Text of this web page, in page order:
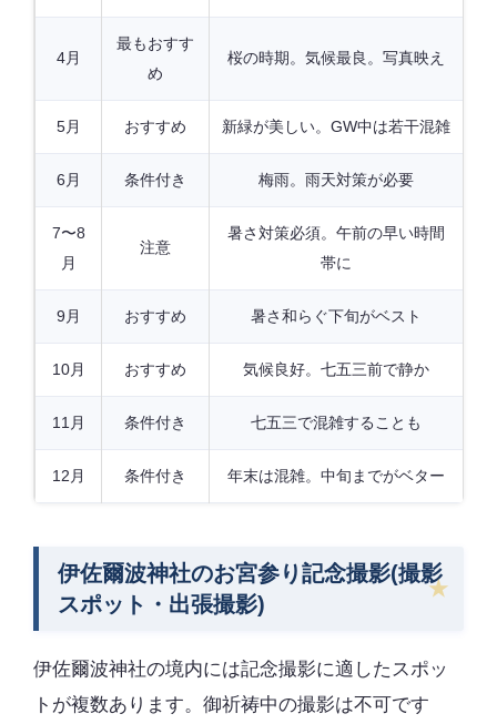
4月
最もおすす
め
桜の時期。気候最良。写真映え
5月 おすすめ 新緑が美しい。GW中は若干混雑
6月 条件付き 梅雨。雨天対策が必要
7〜8
月
注意
暑さ対策必須。午前の早い時間
帯に
9月 おすすめ 暑さ和らぐ下旬がベスト
10月 おすすめ 気候良好。七五三前で静か
11月 条件付き 七五三で混雑することも
12月 条件付き 年末は混雑。中旬までがベター
伊佐爾波神社のお宮参り記念撮影(撮影
スポット・出張撮影)
伊佐爾波神社の境内には記念撮影に適したスポッ
トが複数あります。御祈祷中の撮影は不可です